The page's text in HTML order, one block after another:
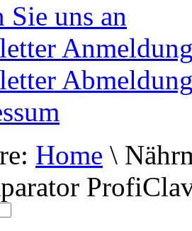
Sie uns an
Home \